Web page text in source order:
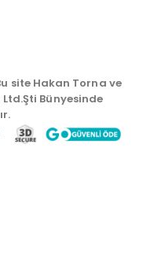
site Hakan Torna ve
Bünyesinde